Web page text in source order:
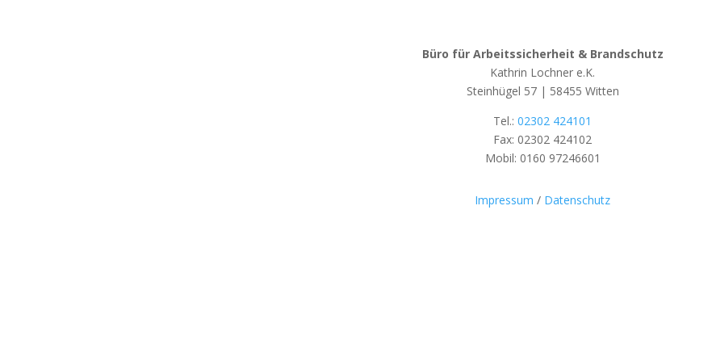
Büro für Arbeitssicherheit & Brandschutz
Kathrin Lochner e.K.
Steinhügel 57 | 58455 Witten
Tel.: 02302 424101
Fax: 02302 424102
Mobil: 0160 97246601
Impressum / Datenschutz